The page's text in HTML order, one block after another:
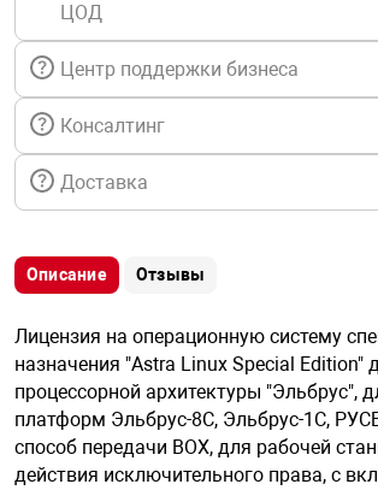
техника
автомобили
информации
средства охраны
ключи
ЦОД
Центр поддержки бизнеса
Консалтинг
Доставка
Описание Отзывы
Лицензия на операционную систему
назначения "Astra Linux Special
процессорной архитектуры "Эльбрус",
платформ Эльбрус-8С, Эльбрус-1С,
способ передачи BOX, для рабочей
действия исключительного права, с